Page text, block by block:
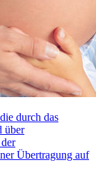
durch das
über
Übertragung auf